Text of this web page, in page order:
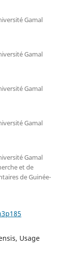
Gamal
Gamal
Gamal
Gamal
Gamal
et de
de Guinée-
Usage